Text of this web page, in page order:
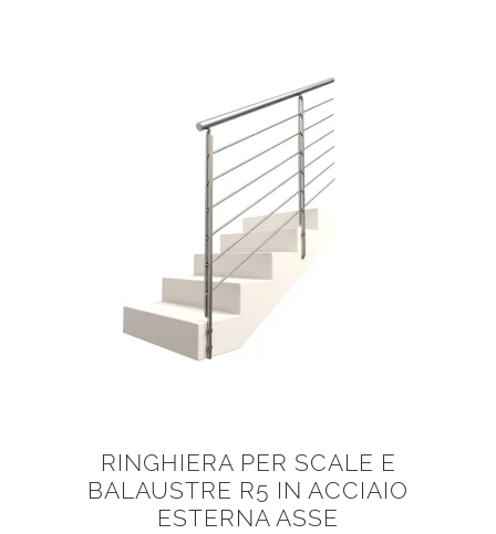
Le
opzioni
possono
essere
scelte
nella
pagina
RINGHIERA PER SCALE E
BALAUSTRE R5 IN ACCIAIO
ESTERNA ASSE